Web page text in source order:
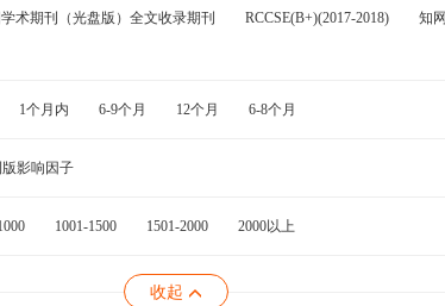
术期刊（光盘版）全文收录期刊 RCCSE(B+)(2017-2018) 知网
1个月内 6-9个月 12个月 6-8个月
影响因子
1001-1500 1501-2000 2000以上
收起